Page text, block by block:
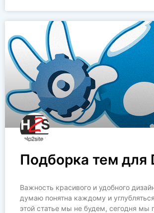
Подборка тем для
Важность красивого и удобного
думаю понятна каждому и
этой статье мы не будем, сегодня мы